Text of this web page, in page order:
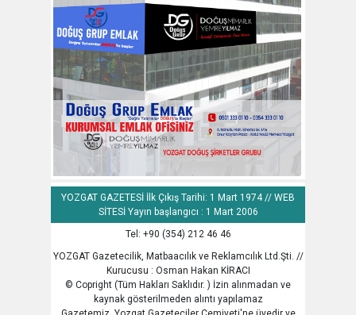
YOZGAT GAZETESİ İlk Çıkış Tarihi: 1 Mart 1974 // WEB
SİTESİ Yayın başlangıcı : 1 Mart 2006
Tel: +90 (354) 212 46 46
YOZGAT Gazetecilik, Matbaacılık ve Reklamcılık Ltd.Şti. //
Kurucusu : Osman Hakan KİRACI
© Copright (Tüm Hakları Saklıdır. ) İzin alınmadan ve
kaynak gösterilmeden alıntı yapılamaz